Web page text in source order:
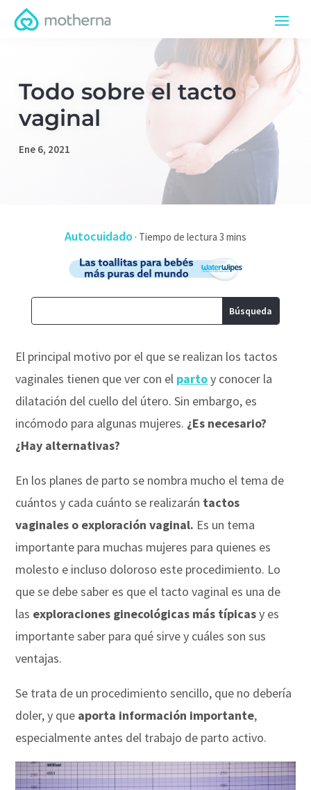
Todo sobre el tacto
vaginal
Ene 6, 2021
Autocuidado ·
El principal motivo por el que se realizan los tactos
vaginales tienen que ver con el partoy conocer la
dilatación del cuello del útero. Sin embargo, es
incómodo para algunas mujeres. ¿Es necesario?
¿Hay alternativas?
En los planes de parto se nombra mucho el tema de
cuántos y cada cuánto se realizarán tactos
vaginales o exploración vaginal. Es un tema
importante para muchas mujeres para quienes es
molesto e incluso doloroso este procedimiento. Lo
que se debe saber es que el tacto vaginal es una de
las exploraciones ginecológicas más típicasy es
importante saber para qué sirve y cuáles son sus
ventajas.
Se trata de un procedimiento sencillo, que no debería
doler, y que aporta información importante,
especialmente antes del trabajo de parto activo.